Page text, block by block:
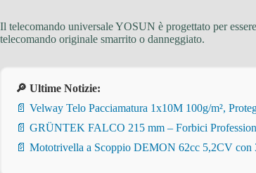
Il telecomando universale YOSUN è progettato per
telecomando originale smarrito o danneggiato.
🔎 Ultime Notizie:
📄 Velway Telo Pacciamatura 1x10M 100g/m²,
📄 GRÜNTEK FALCO 215 mm – Forbici
📄 Mototrivella a Scoppio DEMON 62cc 5,2CV con